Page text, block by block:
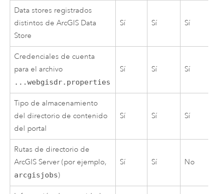
Data stores registrados
distintos deArcGIS Data
Store
Sí Sí Sí
Credenciales de cuenta
para el archivo
...webgisdr.properties
Sí Sí Sí
Tipo de almacenamiento
del directorio de contenido
del portal
Sí Sí Sí
Rutas de directorio de
ArcGIS Server (por ejemplo,
arcgisjobs)
Sí Sí No